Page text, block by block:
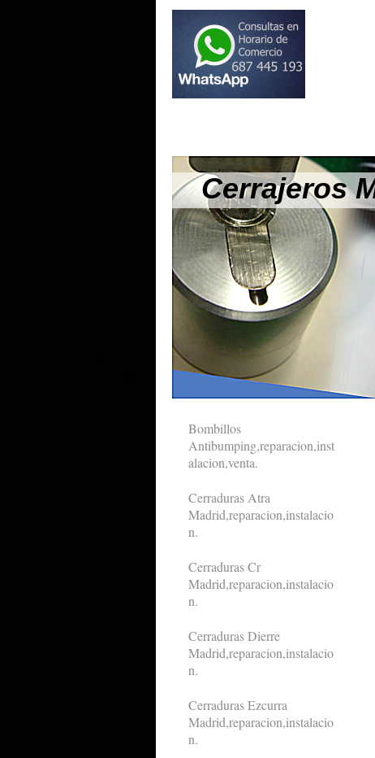
Cerrajeros
Bombillos
Antibumping,reparacion,inst
alacion,venta.
Cerraduras Atra
Madrid,reparacion,instalacio
n.
Cerraduras Cr
Madrid,reparacion,instalacio
n.
Cerraduras Dierre
Madrid,reparacion,instalacio
n.
Cerraduras Ezcurra
Madrid,reparacion,instalacio
n.